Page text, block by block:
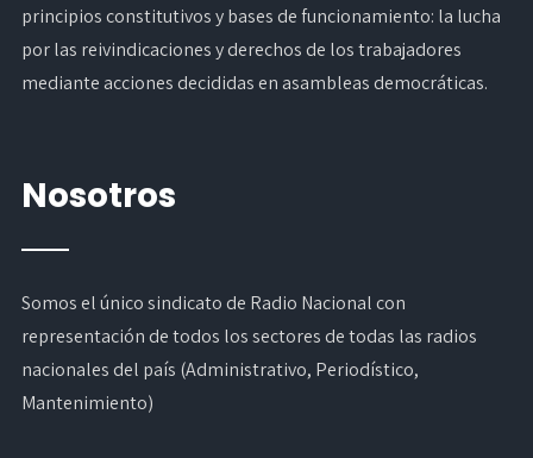
principios constitutivos y bases de funcionamiento: la lucha
por las reivindicaciones y derechos de los trabajadores
mediante acciones decididas en asambleas democráticas.
Nosotros
Somos el único sindicato de Radio Nacional con
representación de todos los sectores de todas las radios
nacionales del país (Administrativo, Periodístico,
Mantenimiento)